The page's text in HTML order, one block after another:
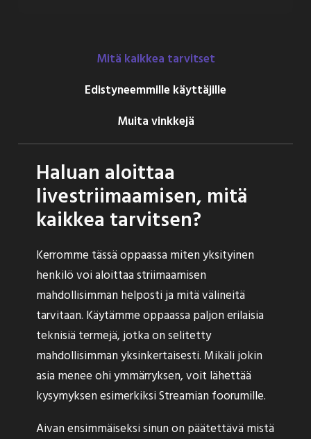
Mitä kaikkea tarvitset
Edistyneemmille käyttäjille
Muita vinkkejä
Haluan aloittaa
livestriimaamisen, mitä
kaikkea tarvitsen?
Kerromme tässä oppaassa miten yksityinen
henkilö voi aloittaa striimaamisen
mahdollisimman helposti ja mitä välineitä
tarvitaan. Käytämme oppaassa paljon erilaisia
teknisiä termejä, jotka on selitetty
mahdollisimman yksinkertaisesti. Mikäli jokin
asia menee ohi ymmärryksen, voit lähettää
kysymyksen esimerkiksi Streamian foorumille.
Aivan ensimmäiseksi sinun on päätettävä mistä